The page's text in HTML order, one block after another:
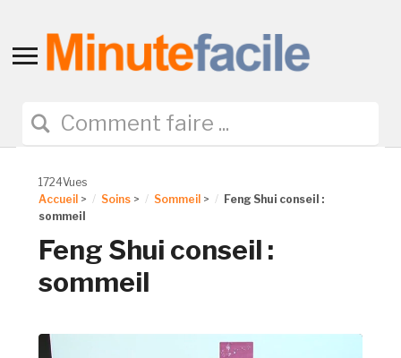
Toggle
navigation
1724Vues
Accueil > Soins > Sommeil >
Feng Shui conseil :
sommeil
Feng Shui conseil :
sommeil